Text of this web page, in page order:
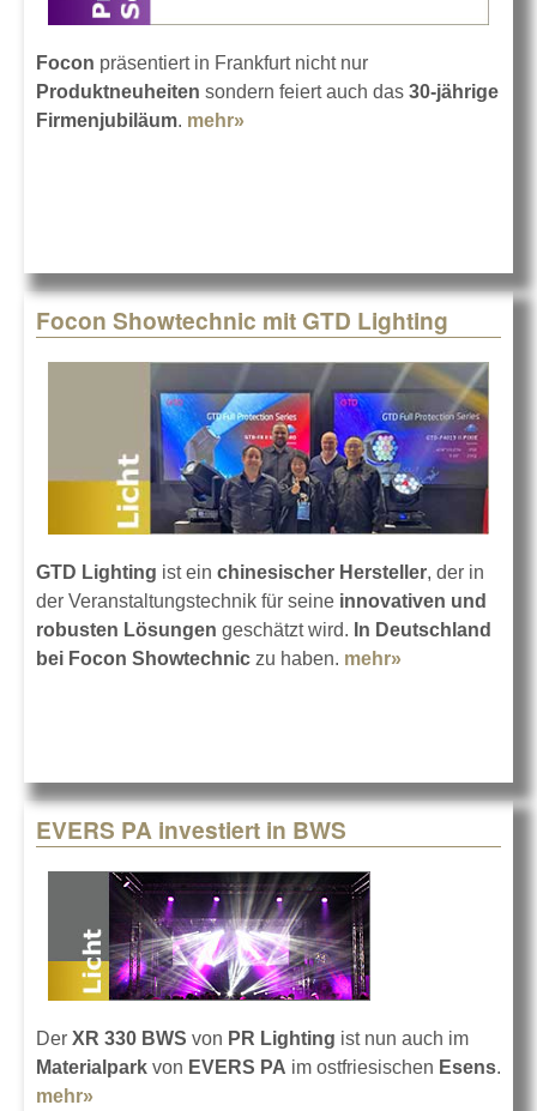
Focon präsentiert in Frankfurt nicht nur
Produktneuheiten sondern feiert auch das 30-jährige
Firmenjubiläum. mehr»
Focon Showtechnic mit GTD Lighting
GTD Lighting ist ein chinesischer Hersteller, der in
der Veranstaltungstechnik für seine innovativen und
robusten Lösungen geschätzt wird. In Deutschland
bei Focon Showtechnic zu haben. mehr»
EVERS PA investiert in BWS
Der XR 330 BWS von PR Lighting ist nun auch im
Materialpark von EVERS PA im ostfriesischen Esens.
mehr»